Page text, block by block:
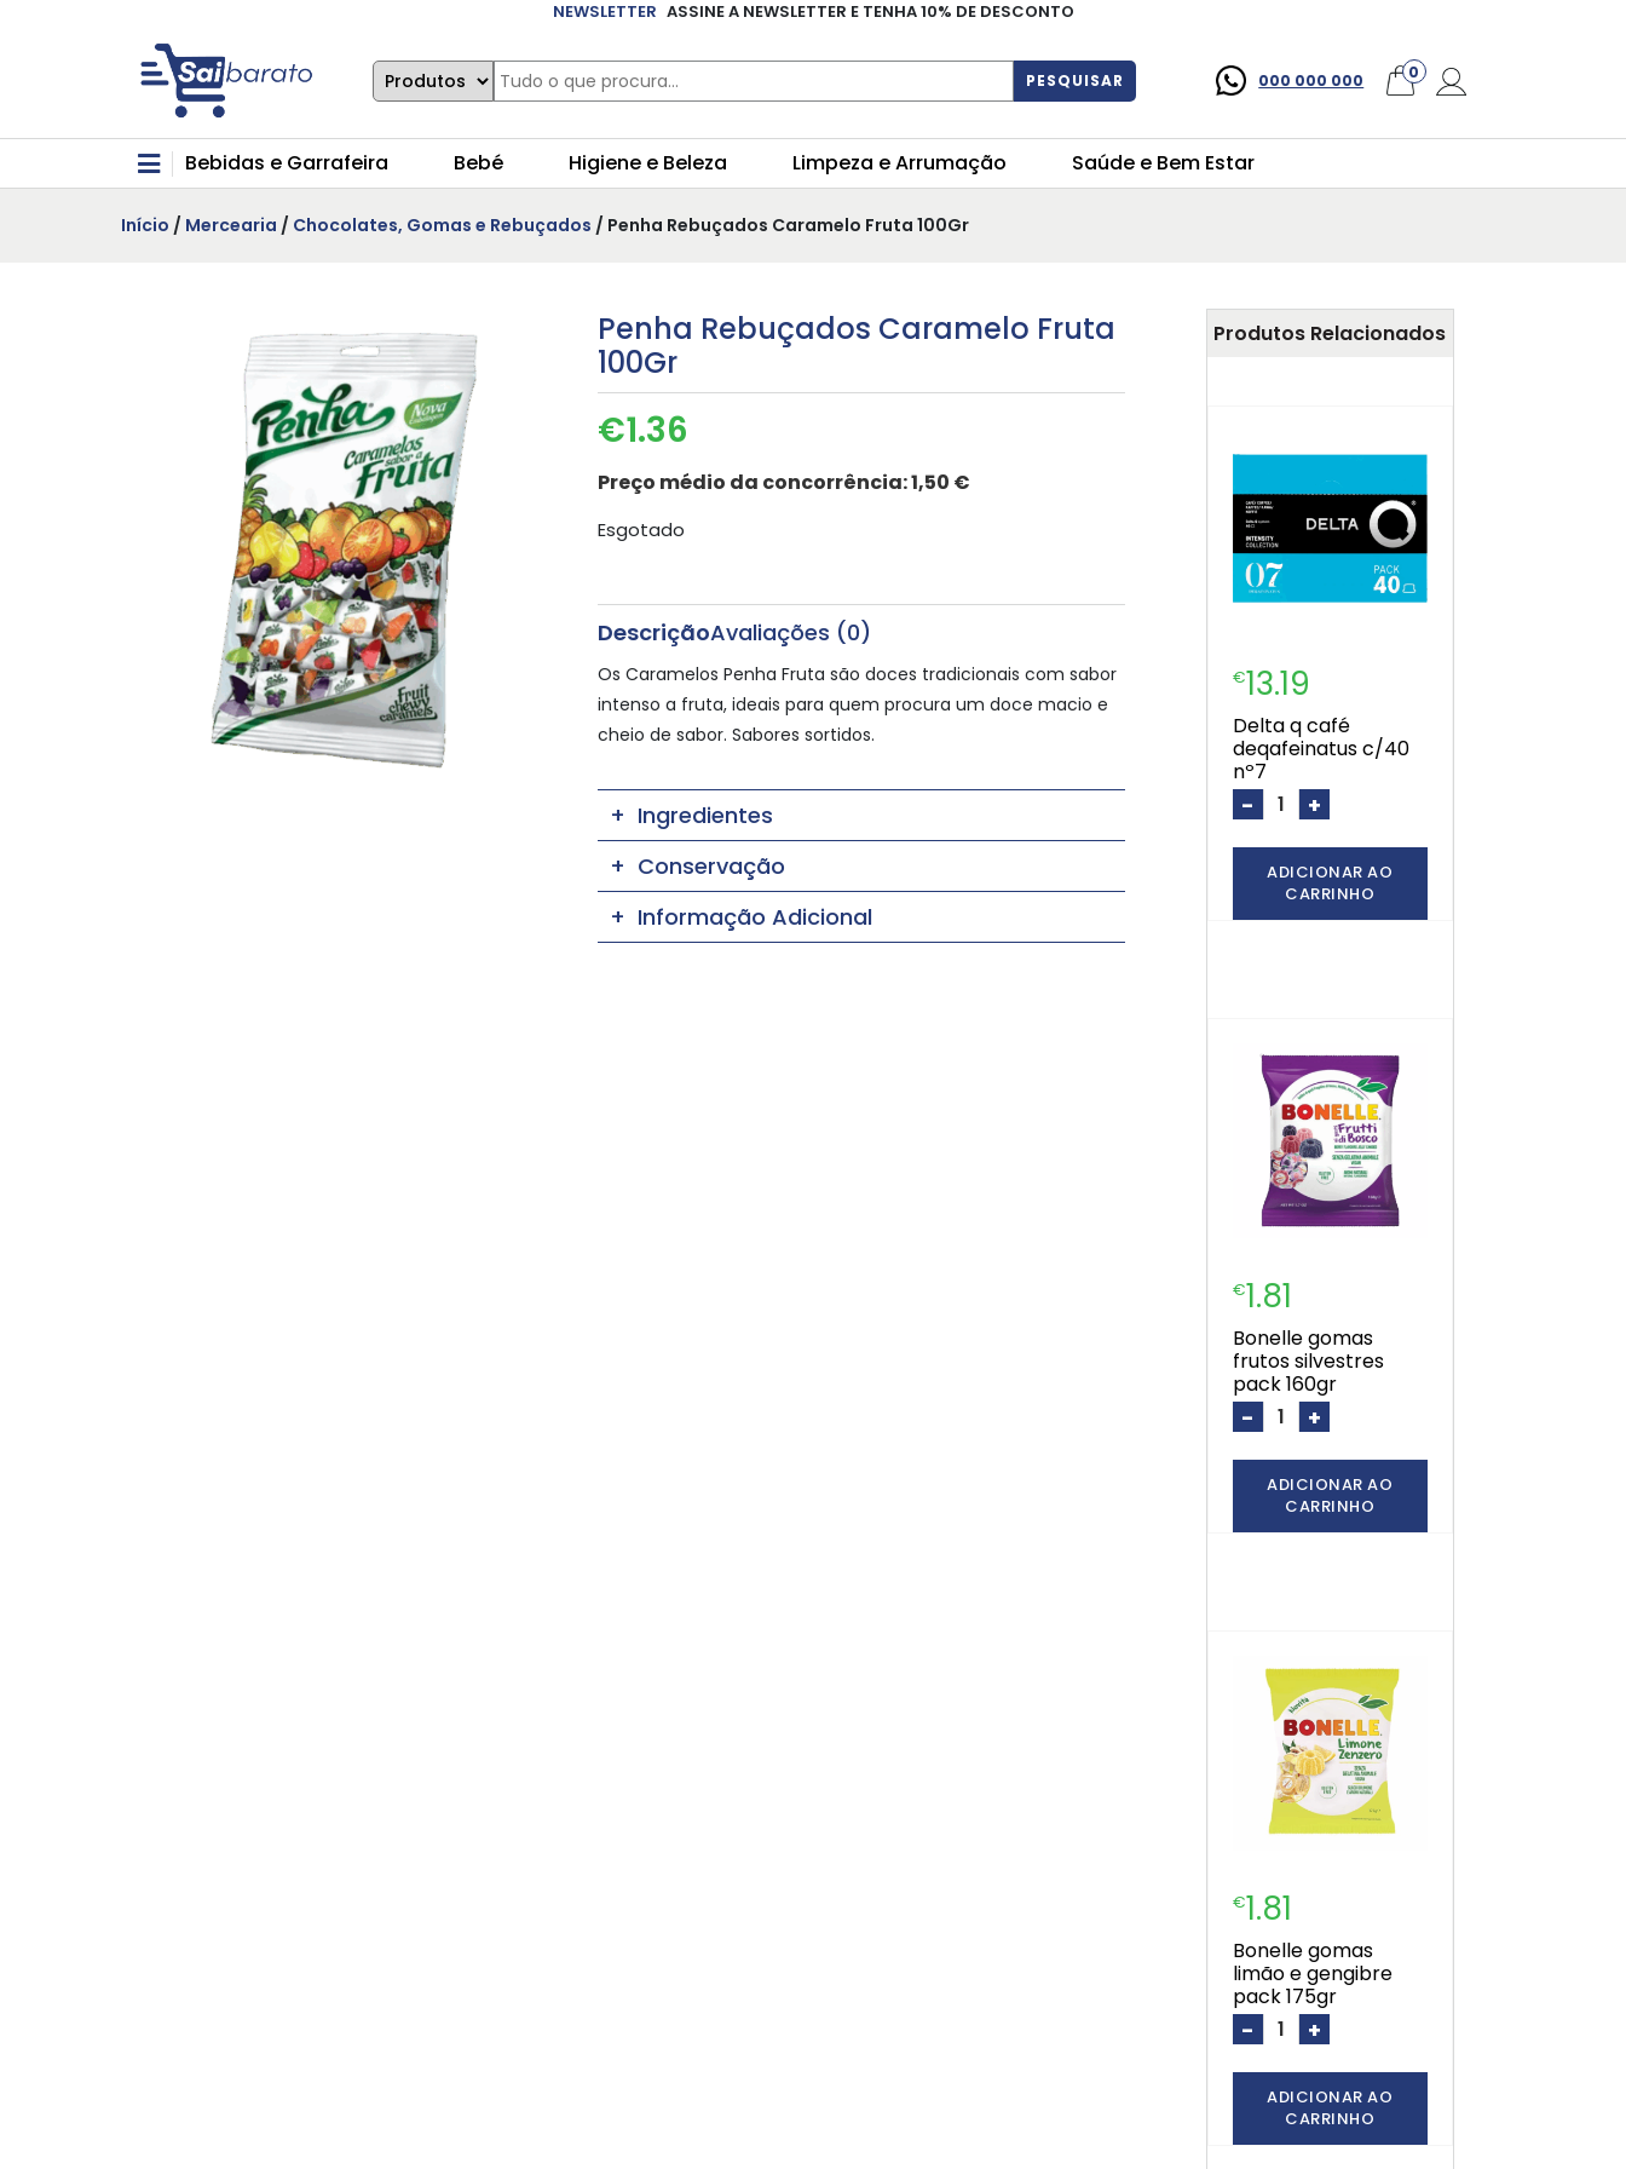
NEWSLETTER ASSINE A NEWSLETTER E TENHA 10% DE DESCONTO
PESQUISAR 000 000 000 0
Bebidas e Garrafeira Bebé Higiene e Beleza Limpeza e Arrumação Saúde e Bem Estar
Início / Mercearia / Chocolates, Gomas e Rebuçados / Penha Rebuçados Caramelo Fruta 100Gr
Penha Rebuçados Caramelo Fruta
100Gr
€1.36
Preço médio da concorrência:1,50 €
Esgotado
DescriçãoAvaliações (0)
Os Caramelos Penha Fruta são doces tradicionais com sabor
intenso a fruta, ideais para quem procura um doce macio e
cheio de sabor. Sabores sortidos.
Ingredientes
Conservação
Informação Adicional
Produtos Relacionados
€13.19
delta q café
deqafeinatus c/40
nº7
- +
ADICIONAR AO
CARRINHO
€1.81
bonelle gomas
frutos silvestres
pack 160gr
- +
ADICIONAR AO
CARRINHO
€1.81
bonelle gomas
limão e gengibre
pack 175gr
- +
ADICIONAR AO
CARRINHO